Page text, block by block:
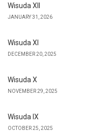
Wisuda XII
JANUARY 31, 2026
Wisuda XI
DECEMBER 20, 2025
Wisuda X
NOVEMBER 29, 2025
Wisuda IX
OCTOBER 25, 2025